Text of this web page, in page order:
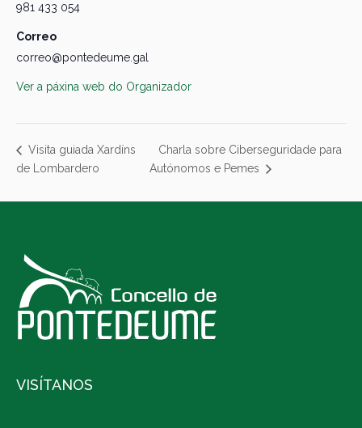
981 433 054
Correo
correo@pontedeume.gal
Ver a páxina web do Organizador
Visita guiada Xardíns
de Lombardero
Charla sobre Ciberseguridade para
Autónomos e Pemes
VISÍTANOS